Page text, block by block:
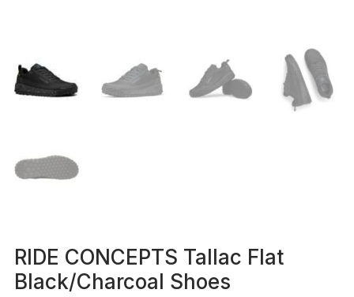
RIDE CONCEPTS Tallac Flat
Black/Charcoal Shoes